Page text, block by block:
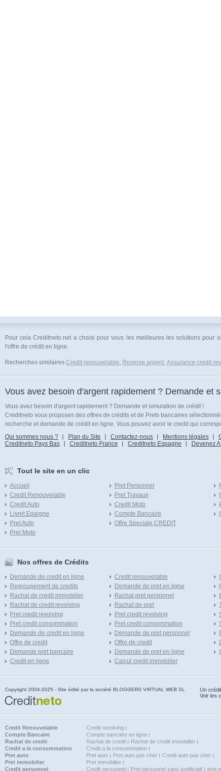
Pour cela Creditneto.net a choisi pour vous les meilleures les solutions
l'offre de crédit en ligne.
Recherches similaires Credit renouvelable, Reserve argent, Assurance credit
Vous avez besoin d'argent rapidement ? Demande et
Vous avez besoin d'argent rapidement ? Demande et simulation de crédit !
Creditneto vous proposes des offres de crédits et de Prets bancaires
recherche et demande de crédit en ligne. Vous pouvez avoir le credit qui
Qui sommes nous ?
Plan du Site Contactez-nous Mentions légales
Creditneto Pays Bas
Creditneto France Creditneto Espagne Devenez
Tout le site en un clic
Accueil
Credit Renouvelable
Credit Auto
Livret Epargne
Pret Auto
Pret Moto
Pret Personnel
Pret Travaux
Credit Moto
Compte Bancaire
Offre Speciale CREDIT
Nos offres de Crédits
Demande de credit en ligne
Regroupement de credits
Rachat de credit immobilier
Rachat de credit revolving
Pret credit revolving
Pret credit consommation
Demande de credit en ligne
Offre de credit
Demande pret bancaire
Credit en ligne
Credit renouvelable
Demande de pret en ligne
Rachat pret personnel
Rachat de pret
Pret credit revolving
Pret credit consommation
Demande de pret personnel
Offre de credit
Demande de pret en ligne
Calcul credit immobilier
Copyright 2004-2025 - Site édité par la société BLOGGERS VIRTUAL WEB SL
Un
Voir les
Credit Renouvelable
Credit revolving
Compte Bancaire
Compte bancaire en ligne
Rachat de credit
Rachat de credit
Rachat de credit immobilier
Credit a la consommation
Credit a la consommation
Pret auto
Pret auto Pret auto pas cher
Credit auto pas cher
Pret immobilier
Pret immobilier
Credit personnel
Credit personnel Pret personnel sans justificatif pret